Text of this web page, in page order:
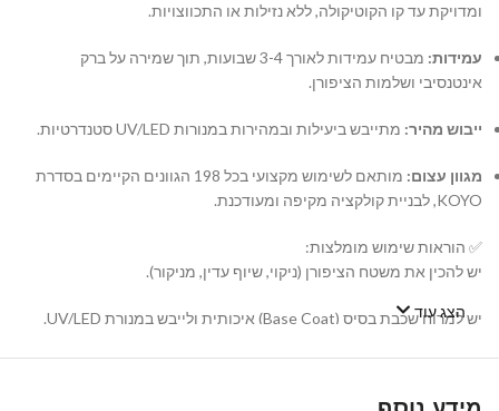
ומדויקת עד קו הקוטיקולה, ללא נזילות או התכווצויות.
עמידות:
מבטיח עמידות לאורך 3-4 שבועות, תוך שמירה על ברק
אינטנסיבי ושלמות הציפורן.
ייבוש מהיר: מתייבש ביעילות ובמהירות במנורות UV/LED סטנדרטיות.
מגוון עצום:
מותאם לשימוש מקצועי בכל 198 הגוונים הקיימים בסדרת
KOYO, לבניית קולקציה מקיפה ומעודכנת.
✅ הוראות שימוש מומלצות:
יש להכין את משטח הציפורן (ניקוי, שיוף עדין, מניקור).
יש למרוח שכבת בסיס (Base Coat) איכותית ולייבש במנורת UV/LED.
יש למרוח שכבה דקה ואחידה של לק ג'ל KOYO ולייבש במנורה. במידת
הצג עוד